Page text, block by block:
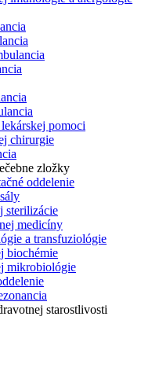
pomoci
chirurgie
zložky
oddelenie
sterilizácie
medicíny
a transfuziológie
biochémie
mikrobiológie
starostlivosti